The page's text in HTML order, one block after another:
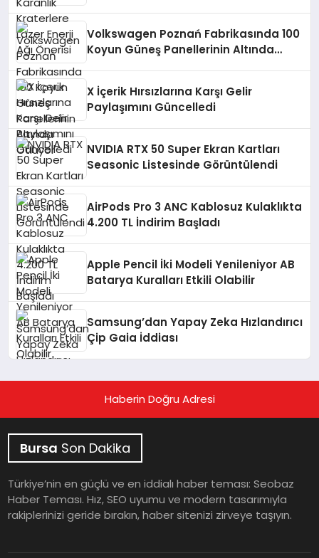
Volkswagen Poznań Fabrikasında 100
Koyun Güneş Panellerinin Altında
X İçerik Hırsızlarına Karşı Gelir
Paylaşımını Güncelledi
NVIDIA RTX 50 Super Ekran Kartları
Seasonic Listesinde Görüntülendi
AirPods Pro 3 ANC Kablosuz Kulaklıkta
4.200 TL İndirim Başladı
Apple Pencil İki Modeli Yenileniyor AB
Batarya Kuralları Etkili Olabilir
Samsung’dan Yapay Zeka Hızlandırıcı
Çip Gaia İddiası
Haberin Doğru Adresi
Bursa Son Dakika
Türkiye’nin en güçlü ve en iddialı haber teması: Seobaz
Haber Teması. Hız, SEO uyumu ve modern tasarımıyla
rakiplerinizi geride bırakın, haber sitenizi zirveye taşıyın.